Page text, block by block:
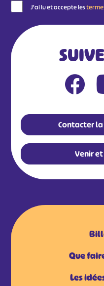
J'ai lu et accepte les
Contacter la
Venir
Que
Les